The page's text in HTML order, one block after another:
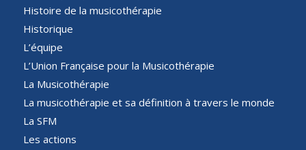
Histoire de la musicothérapie
Historique
L’équipe
L’Union Française pour la Musicothérapie
La Musicothérapie
La musicothérapie et sa définition à travers le monde
La SFM
Les actions